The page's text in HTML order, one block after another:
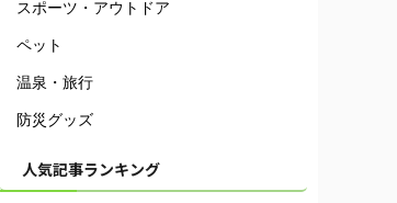
スポーツ・アウトドア
ペット
温泉・旅行
防災グッズ
人気記事ランキング